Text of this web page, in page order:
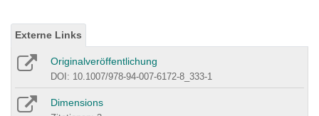
Externe Links
Originalveröffentlichung
DOI: 10.1007/978-94-007-6172-8_333-1
Dimensions